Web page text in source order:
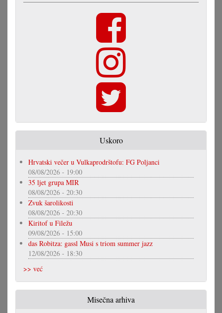
Uskoro
Hrvatski večer u Vulkaprodrštofu: FG Poljanci
08/08/2026 - 19:00
35 ljet grupa MIR
08/08/2026 - 20:30
Zvuk šarolikosti
08/08/2026 - 20:30
Kiritof u Filežu
09/08/2026 - 15:00
das Robitza: gassl Musi s triom summer jazz
12/08/2026 - 18:30
>> već
Misečna arhiva